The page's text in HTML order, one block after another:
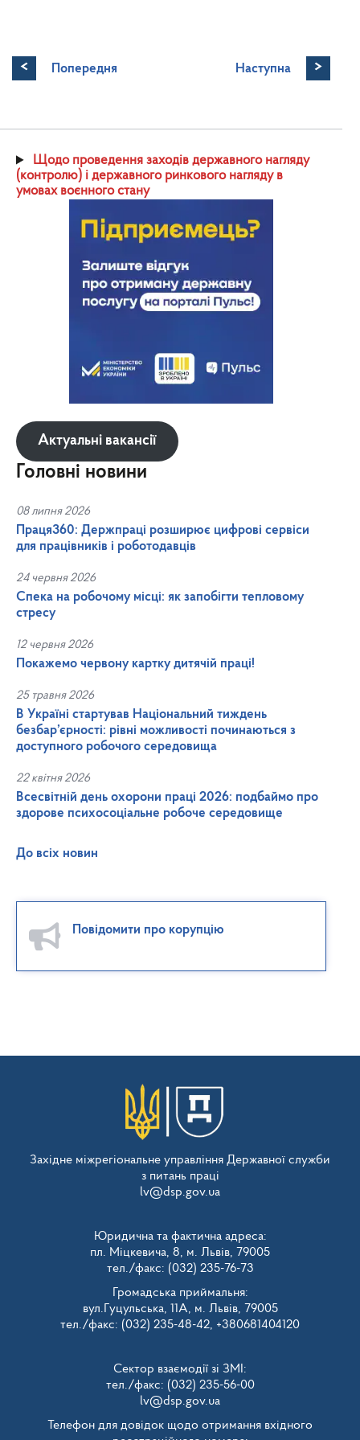
< Попередня Наступна >
Щодо проведення заходів державного нагляду
(контролю) і державного ринкового нагляду в
умовах воєнного стану
Актуальні вакансії
Головні новини
08 липня 2026
Праця360: Держпраці розширює цифрові сервіси
для працівників і роботодавців
24 червня 2026
Спека на робочому місці: як запобігти тепловому
стресу
12 червня 2026
Покажемо червону картку дитячій праці!
25 травня 2026
В Україні стартував Національний тиждень
безбар’єрності: рівні можливості починаються з
доступного робочого середовища
22 квітня 2026
Всесвітній день охорони праці 2026: подбаймо про
здорове психосоціальне робоче середовище
До всіх новин
Повідомити про корупцію
Західне міжрегіональне управління Державної служби
з питань праці
lv@dsp.gov.ua
Юридична та фактична адреса:
пл. Міцкевича, 8, м. Львів, 79005
тел./факс: (032) 235-76-73
Громадська приймальня:
вул.Гуцульська, 11А, м. Львів, 79005
тел./факс: (032) 235-48-42, +380681404120
Сектор взаємодії зі ЗМІ:
тел./факс: (032) 235-56-00
lv@dsp.gov.ua
Телефон для довідок щодо отримання вхідного